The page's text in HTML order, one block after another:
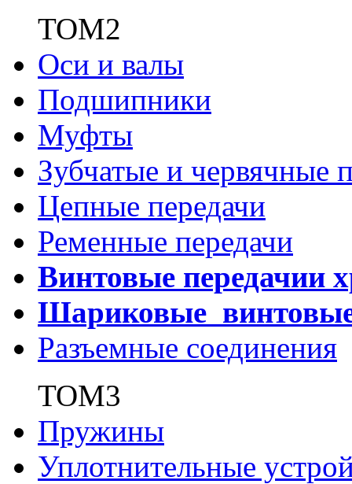
ТОМ2
Оси и валы
Подшипники
Муфты
Зубчатые и червячные
Цепные передачи
Ременные передачи
Винтовые передачии
Шариковые
Разъемные соединения
ТОМ3
Пружины
Уплотнительные